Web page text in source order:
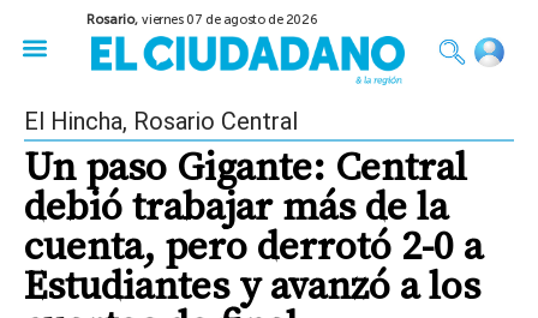
Rosario,viernes 07 de agosto de 2026
El Hincha, Rosario Central
Un paso Gigante: Central
debió trabajar más de la
cuenta, pero derrotó 2-0 a
Estudiantes y avanzó a los